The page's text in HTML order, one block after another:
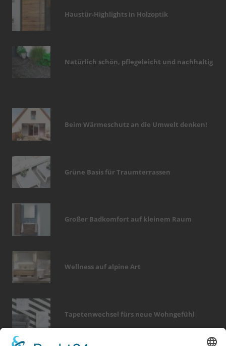
Haustür-Highlights in Holzoptik
Natürlich schön, pflegeleicht und nachhaltig
Beim Wärmeschutz an die Umwelt denken!
Grüne Basis für Traumterrassen
Großer Badkomfort auf kleinem Raum
Wellness auf alpine Art
Tapetenwechsel fürs neue Wohngefühl